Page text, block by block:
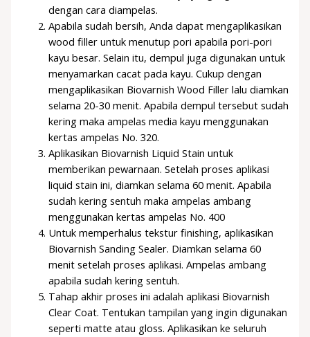
dengan cara diampelas.
Apabila sudah bersih, Anda dapat mengaplikasikan
wood filler untuk menutup pori apabila pori-pori
kayu besar. Selain itu, dempul juga digunakan untuk
menyamarkan cacat pada kayu. Cukup dengan
mengaplikasikan Biovarnish Wood Filler lalu diamkan
selama 20-30 menit. Apabila dempul tersebut sudah
kering maka ampelas media kayu menggunakan
kertas ampelas No. 320.
Aplikasikan Biovarnish Liquid Stain untuk
memberikan pewarnaan. Setelah proses aplikasi
liquid stain ini, diamkan selama 60 menit. Apabila
sudah kering sentuh maka ampelas ambang
menggunakan kertas ampelas No. 400
Untuk memperhalus tekstur finishing, aplikasikan
Biovarnish Sanding Sealer. Diamkan selama 60
menit setelah proses aplikasi. Ampelas ambang
apabila sudah kering sentuh.
Tahap akhir proses ini adalah aplikasi Biovarnish
Clear Coat. Tentukan tampilan yang ingin digunakan
seperti matte atau gloss. Aplikasikan ke seluruh